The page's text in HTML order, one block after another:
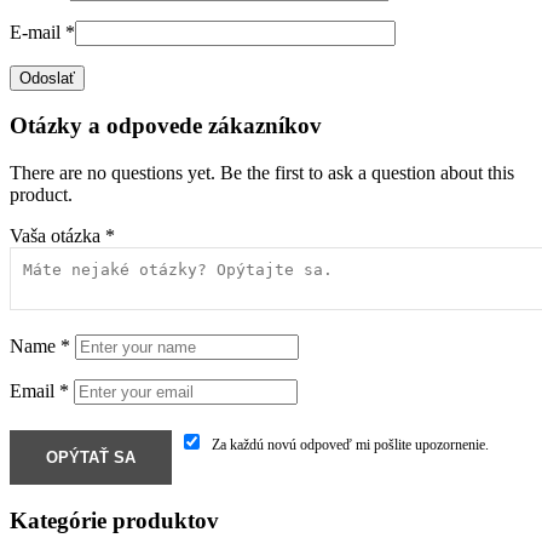
E-mail *
Otázky a odpovede zákazníkov
There are no questions yet. Be the first to ask a question about this
product.
Vaša otázka *
Name *
Email *
Za každú novú odpoveď mi pošlite upozornenie.
Kategórie produktov